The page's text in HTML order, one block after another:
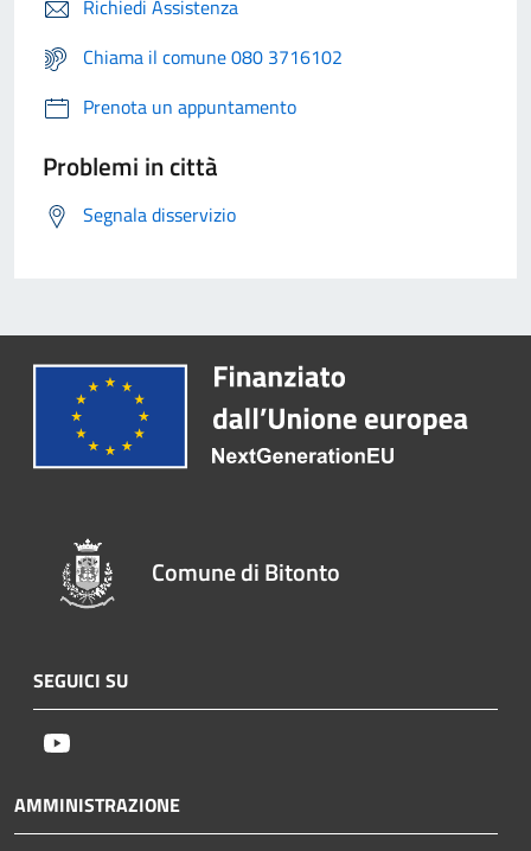
Richiedi Assistenza
Chiama il comune 080 3716102
Prenota un appuntamento
Problemi in città
Segnala disservizio
Comune di Bitonto
SEGUICI SU
AMMINISTRAZIONE